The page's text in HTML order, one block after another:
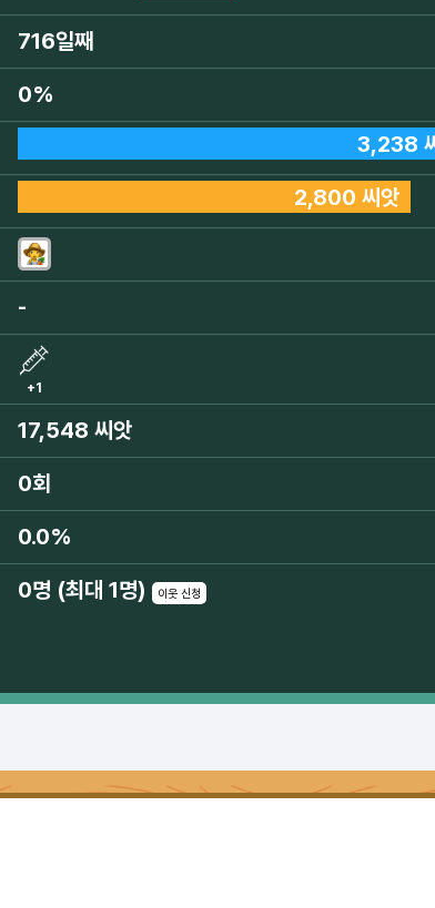
716일째
0%
3,238
2,800 씨앗
-
+1
17,548 씨앗
0회
0.0%
0명 (최대 1명) 이웃 신청